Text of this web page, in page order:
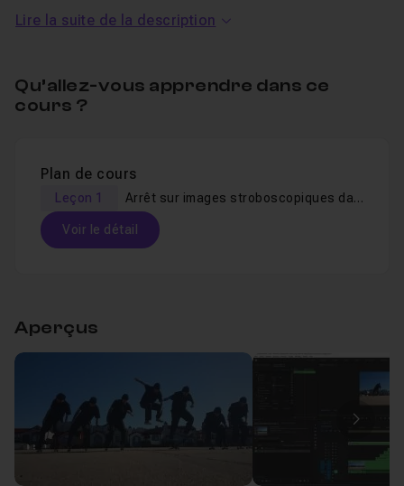
d’habitude, vous aurez aussi acquis de
Je suisPascal Gauch, Expert Certifié par Adobe. Je suis
réalisateur et formateur sur Premiere Pro,
dans le salon d'entraide pour répondre à vos éventuelles
questions.
Bon tuto !
Lire la suite de la description
Qu’allez-vous apprendre dans ce
cours ?
Plan de cours
Leçon 1 Arrêt sur images stroboscopiques dans Premiere Pro CC
Voir le détail
Aperçus